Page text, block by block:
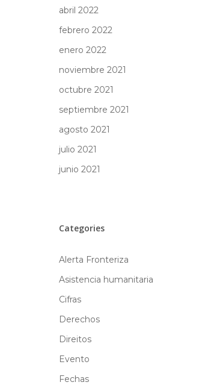
abril 2022
febrero 2022
enero 2022
noviembre 2021
octubre 2021
septiembre 2021
agosto 2021
julio 2021
junio 2021
Categories
Alerta Fronteriza
Asistencia humanitaria
Cifras
Derechos
Direitos
Evento
Fechas